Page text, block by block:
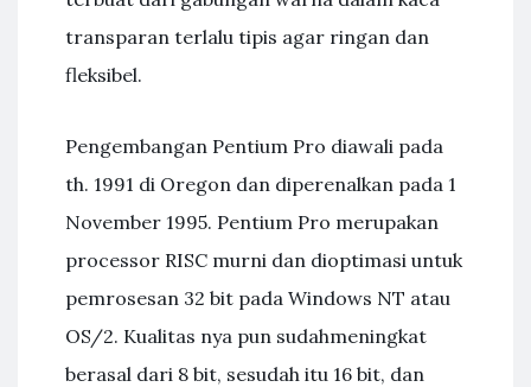
transparan terlalu tipis agar ringan dan
fleksibel.
Pengembangan Pentium Pro diawali pada
th. 1991 di Oregon dan diperenalkan pada 1
November 1995. Pentium Pro merupakan
processor RISC murni dan dioptimasi untuk
pemrosesan 32 bit pada Windows NT atau
OS/2. Kualitas nya pun sudahmeningkat
berasal dari 8 bit, sesudah itu 16 bit, dan